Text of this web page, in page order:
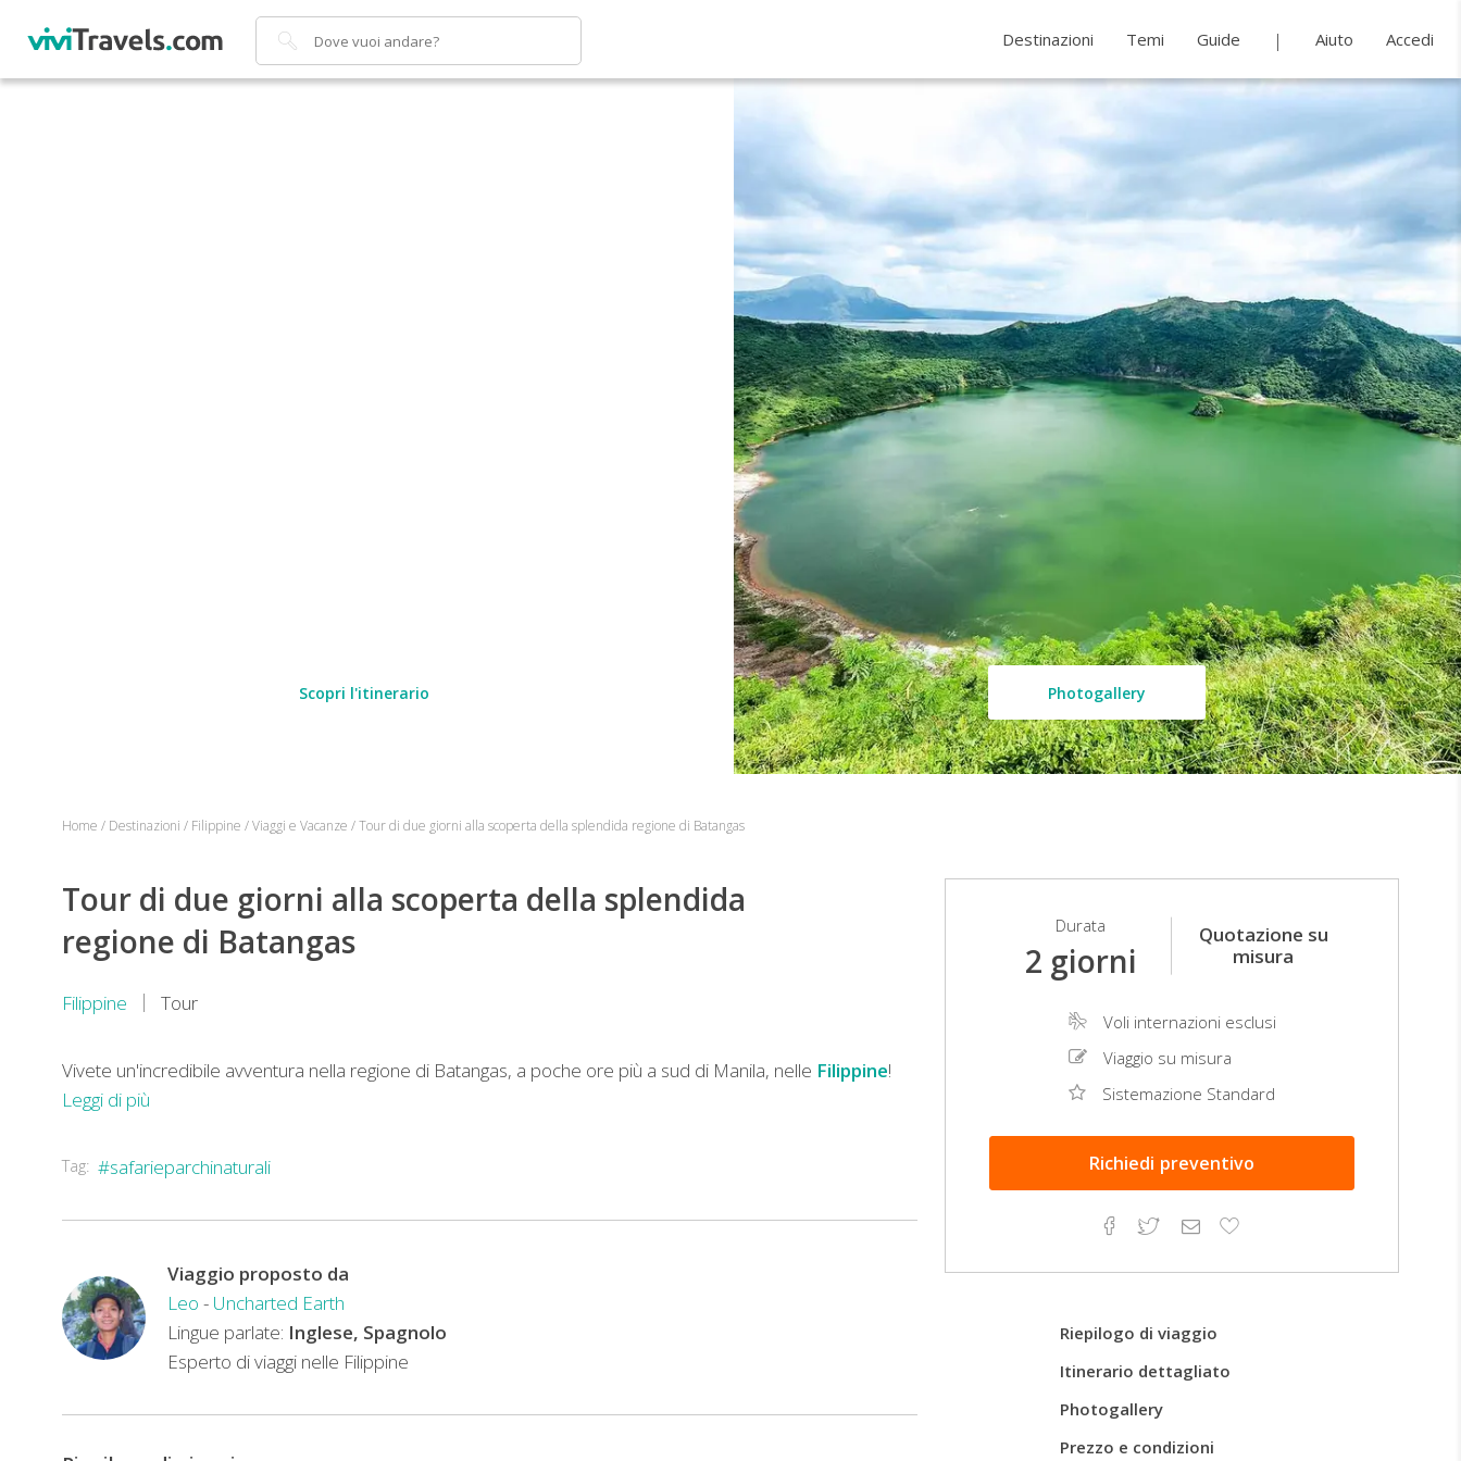
Cerca Destinazioni Temi Guide Aiuto Accedi
Scopri l'itinerario Photogallery
Home / Destinazioni / Filippine /Viaggi e Vacanze /Tour di due giorni alla scoperta della splendida regione di Batangas
Tour di due giorni alla scoperta della splendida
regione di Batangas
Filippine Tour
Vivete un'incredibile avventura nella regione di Batangas, a poche ore più a sud di Manila, nelle Filippine!
Leggi di più
In
vacanza
due
giorni
ammirerete
Tag: #safarieparchinaturali
Viaggio proposto da
Leo - Uncharted Earth
Lingue parlate: Inglese, Spagnolo
Esperto di viaggi nelle Filippine
Durata
2 giorni
Quotazione su
misura
Voli internazioni esclusi
Viaggio su misura
Sistemazione Standard
Richiedi preventivo
Facebook
TwitterEmailAggiungi
Riepilogo di viaggio
Itinerario dettagliato
Photogallery
Prezzo e condizioni